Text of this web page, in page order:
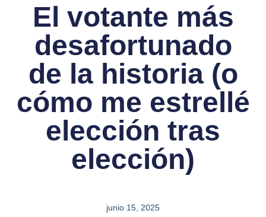
El votante más
desafortunado
de la historia (o
cómo me estrellé
elección tras
elección)
junio 15, 2025